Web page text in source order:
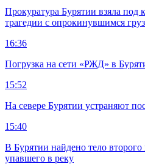
Прокуратура Бурятии взяла под
трагедии с опрокинувшимся
16:36
Погрузка на сети «РЖД» в
15:52
На севере Бурятии устраняют
15:40
В Бурятии найдено тело второго
упавшего в реку